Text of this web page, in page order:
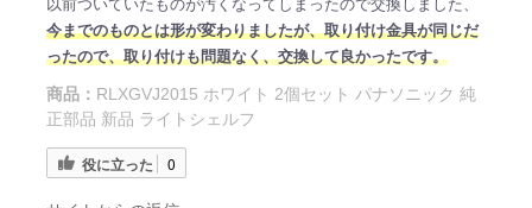
以前ついていたものが汚くなってしまったので交換しました、
今までのものとは形が変わりましたが、取り付け金具が同じだ
ったので、取り付けも問題なく、交換して良かったです。
商品： RLXGVJ2015 ホワイト 2個セット パナソニック 純
正部品 新品 ライトシェルフ
役に立った 0